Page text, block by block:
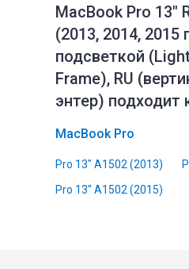
MacBook Pro 13"
(2013, 2014, 2015
подсветкой
Frame), RU
энтер) подходит
MacBook Pro
Pro 13" A1502 (2013)
Pro 13" A1502 (2015)